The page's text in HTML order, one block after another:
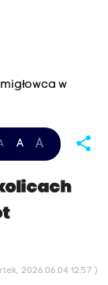
w
A A share
2026.06.04 12:57 )